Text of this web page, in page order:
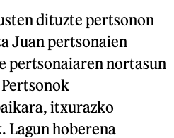
dituzte pertsonon
Juan pertsonaien
pertsonaiaren nortasun
itxurazko
hoberena